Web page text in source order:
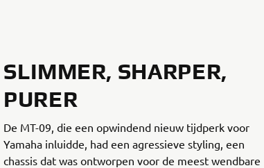
SLIMMER, SHARPER,
PURER
De MT-09, die een opwindend nieuw tijdperk voor
Yamaha inluidde, had een agressieve styling, een
chassis dat was ontworpen voor de meest wendbare